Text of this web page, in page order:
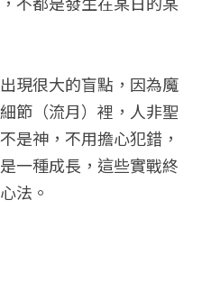
現很大的盲點，因為魔
節（流月）裡，人非聖
是神，不用擔心犯錯，
一種成長，這些實戰終
法。